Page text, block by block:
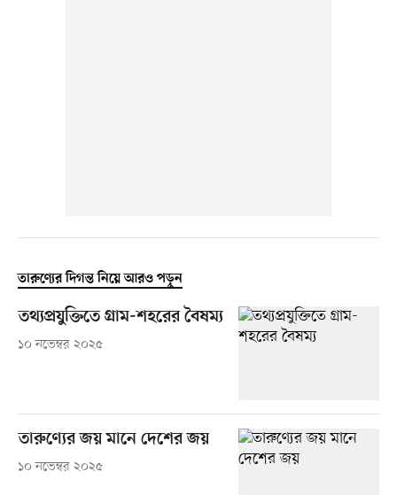
তারুণ্যের দিগন্ত নিয়ে আরও পড়ুন
তথ্যপ্রযুক্তিতে গ্রাম-শহরের বৈষম্য
১০ নভেম্বর ২০২৫
তারুণ্যের জয় মানে দেশের জয়
১০ নভেম্বর ২০২৫